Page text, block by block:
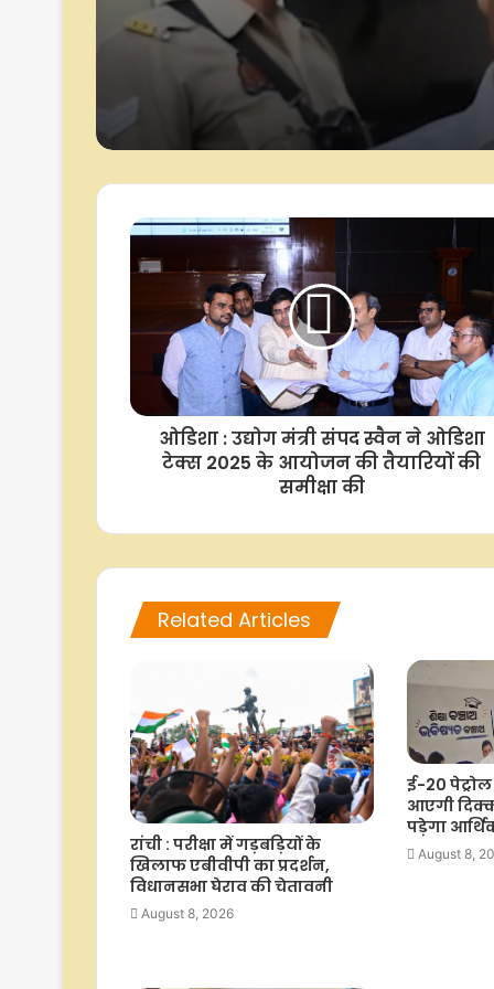
जिन शहीदों की वजह से
की खुली हवा में सांस ले
उन्हें भूल रही नई पीढ़ी :
जयवीर सिंह
ओडिशा : उद्योग मंत्री संपद स्वैन ने ओडिशा
टेक्स 2025 के आयोजन की तैयारियों की
समीक्षा की
Related Articles
रांची : परीक्षा में गड़बड़ियों के
खिलाफ एबीवीपी का प्रदर्शन,
विधानसभा घेराव की चेतावनी
August 8, 2026
ई-20
आएगी
पड़ेगा
August 8,